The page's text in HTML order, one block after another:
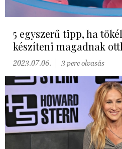
5 egyszerű tipp, ha
készíteni magadnak
2023.07.06. 3 perc olvasás